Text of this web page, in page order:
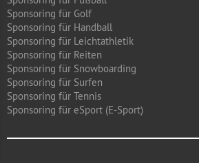
Sponsoring für Golf
Sponsoring für Handball
Sponsoring für Leichtathletik
Sponsoring für Reiten
Sponsoring für Snowboarding
Sponsoring für Surfen
Sponsoring für Tennis
Sponsoring für eSport (E-Sport)